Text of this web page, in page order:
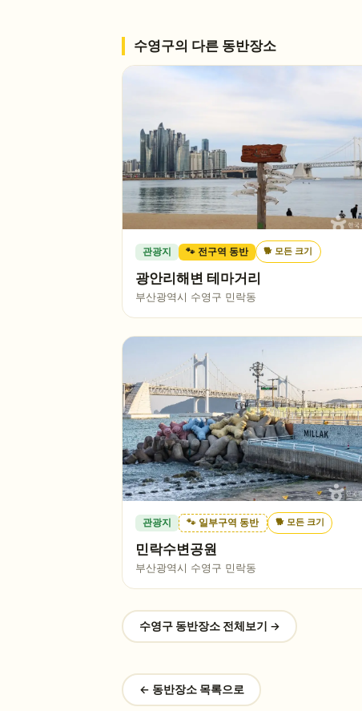
수영구의 다른 동반장소
관광지 🐾 전구역 동반 🐕 모든 크기
광안리해변 테마거리
부산광역시 수영구 민락동
관광지 🐾 일부구역 동반 🐕 모든 크기
민락수변공원
부산광역시 수영구 민락동
수영구동반장소 전체보기 →
← 동반장소 목록으로